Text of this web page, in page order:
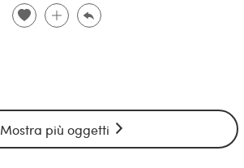
Mostra più oggetti